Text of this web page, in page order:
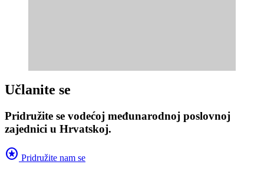
Učlanite se
Pridružite se vodećoj međunarodnoj poslovnoj
zajednici u Hrvatskoj.
stars Pridružite nam se